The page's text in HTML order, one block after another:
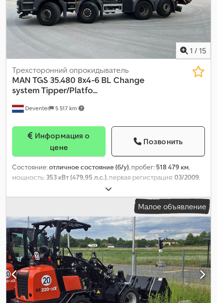
1 / 15
Deventer 5 517 km
Трехсторонний опрокидыватель
MAN TGS 35.480 8x4-6 BL Change
system Tipper/Platfo...
цене
Позвонить
Состояние:отличное состояние (б/у), пробег: 518 479 км,
мощность: 353 кВт (479,95 л.с.), первая регистрация:03/2009,
, конфигурация осей:
4 800 мм, топливо:дизель, тормоза:интардер, цвет:белый,
спальный отсек (кабина), тип передачи:
механический, количество передач:16, подвеска:другое, Год
выпуска:2009, Оборудование:
ABS, блокировка
дифференциала, кондиционер, кран, круиз-контроль,
прицепное устройство, центральный замок,
Малое объявление